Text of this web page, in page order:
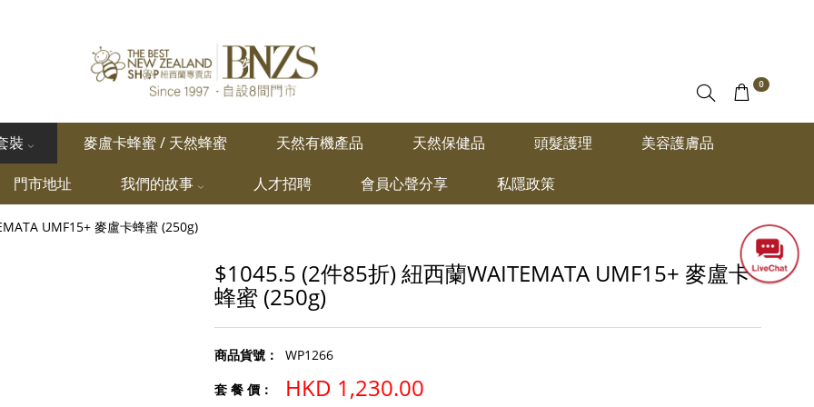
0
裝 麥盧卡蜂蜜 / 天然蜂蜜 天然有機產品 天然保健品 頭髮護理 美容護膚品
門市地址 我們的故事 人才招聘 會員心聲分享 私隱政策
UMF15+ 麥盧卡蜂蜜 (250g)
$1045.5 (2件85折) 紐西蘭WAITEMATA UMF15+ 麥盧卡
蜂蜜 (250g)
商品貨號：
WP1266
套 餐 價：
HKD 1,230.00